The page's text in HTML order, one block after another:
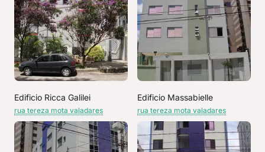
Edificio Ricca Galilei
rua tereza mota valadares
Edificio Massabielle
rua tereza mota valadares